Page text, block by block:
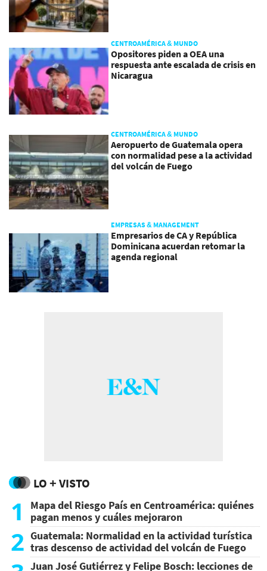
CENTROAMÉRICA & MUNDO
Opositores piden a OEA una
respuesta ante escalada de crisis en
Nicaragua
CENTROAMÉRICA & MUNDO
Aeropuerto de Guatemala opera
con normalidad pese a la actividad
del volcán de Fuego
EMPRESAS & MANAGEMENT
Empresarios de CA y República
Dominicana acuerdan retomar la
agenda regional
LO + VISTO
1
Mapa del Riesgo País en Centroamérica: quiénes
pagan menos y cuáles mejoraron
2 Guatemala: Normalidad en la actividad turística
tras descenso de actividad del volcán de Fuego
Juan José Gutiérrez y Felipe Bosch: lecciones de